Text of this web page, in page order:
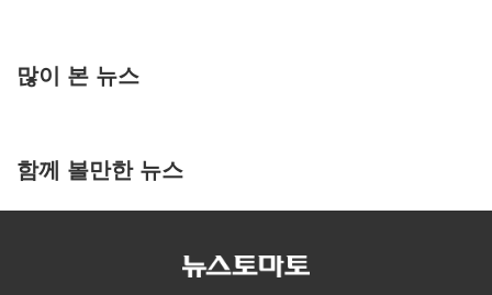
많이 본 뉴스
함께 볼만한 뉴스